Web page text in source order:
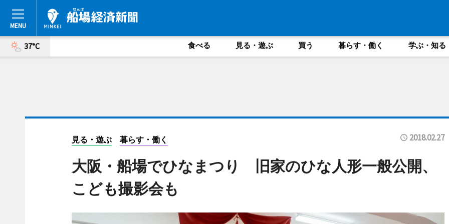
37°C 食べる 見る・遊ぶ 買う 暮らす・働く 学ぶ・知る
見る・遊ぶ 暮らす・働く 2018.02.27
大阪・船場でひなまつり 旧家のひな人形一般公開、
こども撮影会も